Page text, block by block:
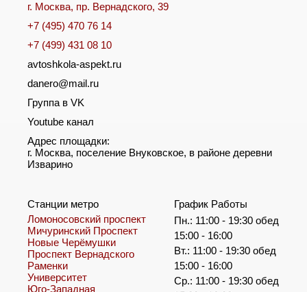
г. Москва, пр. Вернадского, 39
+7 (495) 470 76 14
+7 (499) 431 08 10
avtoshkola-aspekt.ru
danero@mail.ru
Группа в VK
Youtube канал
Адрес площадки:
г. Москва, поселение Внуковское, в районе деревни
Изварино
Станции метро
Ломоносовский проспект
Мичуринский Проспект
Новые Черёмушки
Проспект Вернадского
Раменки
Университет
Юго-Западная
График Работы
Пн.: 11:00 - 19:30 обед
15:00 - 16:00
Вт.: 11:00 - 19:30 обед
15:00 - 16:00
Ср.: 11:00 - 19:30 обед